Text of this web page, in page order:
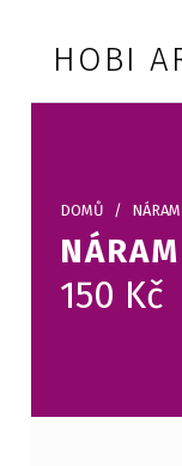
HOBI
DOMŮ /
150 Kč